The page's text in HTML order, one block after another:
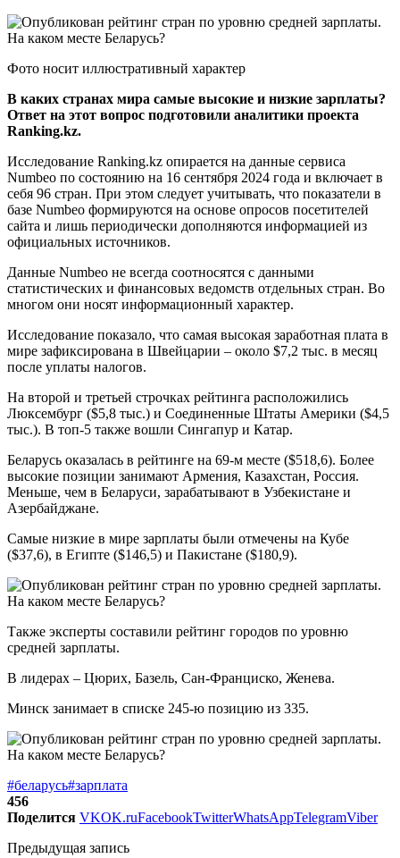
Фото носит иллюстративный характер
В каких странах мира самые высокие и низкие зарплаты?
Ответ на этот вопрос подготовили аналитики проекта
Rаnking.kz.
Исследование Rаnking.kz опирается на данные сервиса
Numbeo по состоянию на 16 сентября 2024 года и включает в
себя 96 стран. При этом следует учитывать, что показатели в
базе Numbeo формируются на основе опросов посетителей
сайта и лишь периодически дополняются информацией из
официальных источников.
Данные Numbeo не всегда соотносятся с данными
статистических и финансовых ведомств отдельных стран. Во
многом они носят информационный характер.
Исследование показало, что самая высокая заработная плата в
мире зафиксирована в Швейцарии – около $7,2 тыс. в месяц
после уплаты налогов.
На второй и третьей строчках рейтинга расположились
Люксембург ($5,8 тыс.) и Соединенные Штаты Америки ($4,5
тыс.). В топ-5 также вошли Сингапур и Катар.
Беларусь оказалась в рейтинге на 69-м месте ($518,6). Более
высокие позиции занимают Армения, Казахстан, Россия.
Меньше, чем в Беларуси, зарабатывают в Узбекистане и
Азербайджане.
Самые низкие в мире зарплаты были отмечены на Кубе
($37,6), в Египте ($146,5) и Пакистане ($180,9).
Также эксперты составили рейтинг городов по уровню
средней зарплаты.
В лидерах – Цюрих, Базель, Сан-Франциско, Женева.
Минск занимает в списке 245-ю позицию из 335.
#беларусь#зарплата
456
Поделится VKOK.ruFacebookTwitterWhatsAppTelegramViber
Предыдущая запись